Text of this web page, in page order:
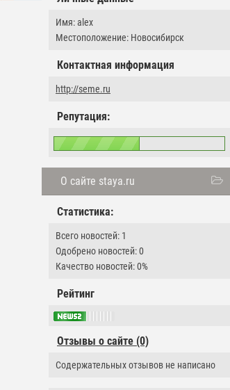
Имя: alex
Местоположение: Новосибирск
Контактная информация
http://seme.ru
Репутация:
О сайте staya.ru
Статистика:
Всего новостей: 1
Одобрено новостей: 0
Качество новостей: 0%
Рейтинг
Отзывы о сайте (0)
Содержательных отзывов не написано